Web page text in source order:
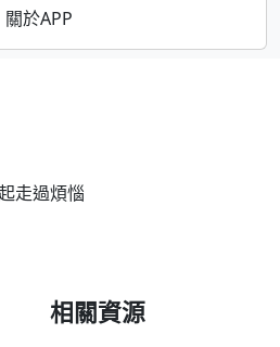
關於APP
走過煩惱
相關資源